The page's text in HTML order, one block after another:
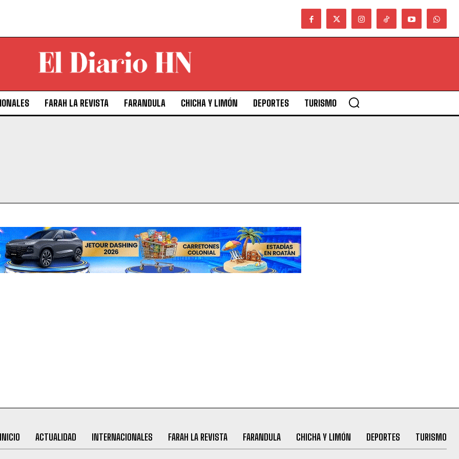
FARAH LA REVISTA FARANDULA CHICHA Y LIMÓN DEPORTES TURISMO
ACTUALIDAD INTERNACIONALES FARAH LA REVISTA FARANDULA CHICHA Y LIMÓN DEPORTES TURISMO